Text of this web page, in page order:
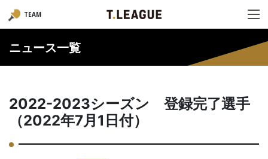
TEAM
ニュース一覧
2022-2023シーズン 登録完了選手
（2022年7月1日付）